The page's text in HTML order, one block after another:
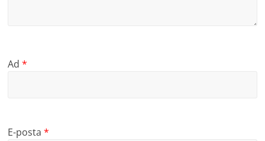
Ad*
E-posta*